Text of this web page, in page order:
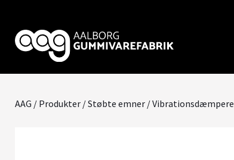
AAG / Produkter /Støbte emner /Vibrationsdæmpere